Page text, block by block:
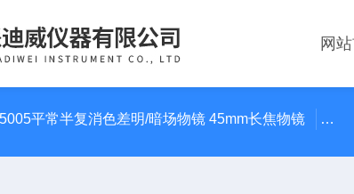
网
平常半复消色差明/暗场物镜 45mm长焦物镜